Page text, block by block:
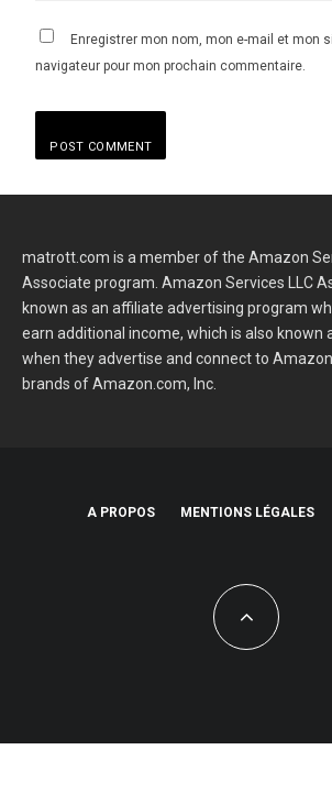
Enregistrer mon nom, mon e-mail et mon
navigateur pour mon prochain commentaire.
matrott.com is a member of the Amazon
Associate program. Amazon Services LLC
known as an affiliate advertising program
earn additional income, which is also known
when they advertise and connect to
brands of Amazon.com, Inc.
A PROPOS MENTIONS LÉGALES